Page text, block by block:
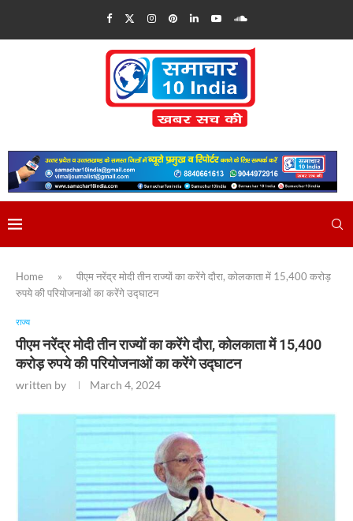
Home »
पीएम नरेंद्र मोदी तीन राज्यों का करेंगे दौरा, कोलकाता में 15,400 करोड़
रुपये की परियोजनाओं का करेंगे उद्घाटन
राज्य
पीएम नरेंद्र मोदी तीन राज्यों का करेंगे दौरा, कोलकाता में 15,400
करोड़ रुपये की परियोजनाओं का करेंगे उद्घाटन
written by March 4, 2024